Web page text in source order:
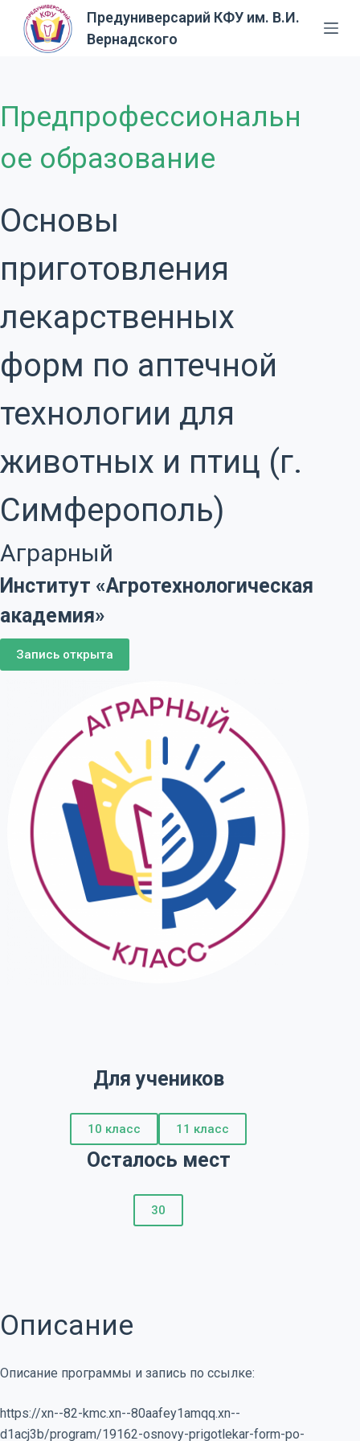
П
т
к
у
т
Предуниверсарий КФУ им. В.И.
Вернадского
Предпрофессиональн
ое образование
Основы
приготовления
лекарственных
форм по аптечной
технологии для
животных и птиц (г.
Симферополь)
Аграрный
Институт «Агротехнологическая
академия»
Запись открыта
Для учеников
10 класс 11 класс
Осталось мест
30
Описание
Описание программы и запись по ссылке:
https://xn--82-kmc.xn--80aafey1amqq.xn--
d1acj3b/program/19162-osnovy-prigotlekar-form-po-